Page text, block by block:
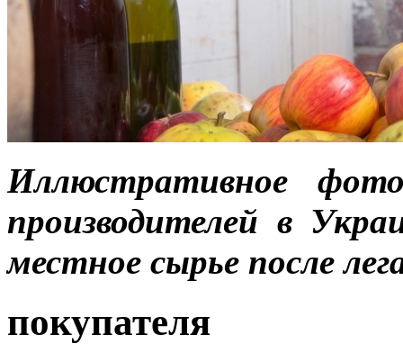
Иллюстративное
производителей в
местное сырье после
покупателя